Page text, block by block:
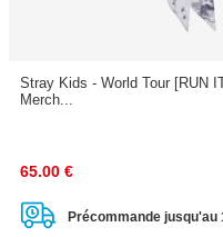
Stray Kids - World Tour [RUN
Merch...
65.00 €
Précommande jusqu'au